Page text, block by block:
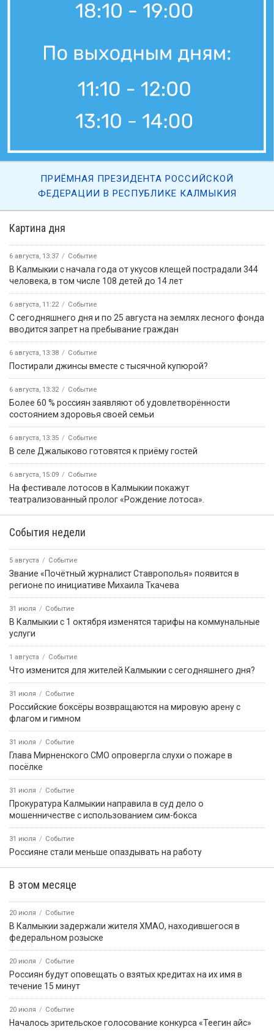
Картина дня
6 августа, 13:37 Событие
В Калмыкии с начала года от укусов клещей пострадали 344
человека, в том числе 108 детей до 14 лет
6 августа, 11:22 Событие
С сегодняшнего дня и по 25 августа на землях лесного фонда
вводится запрет на пребывание граждан
6 августа, 13:38 Событие
Постирали джинсы вместе с тысячной купюрой?
6 августа, 13:32 Событие
Более 60 % россиян заявляют об удовлетворённости
состоянием здоровья своей семьи
6 августа, 13:35 Событие
В селе Джалыково готовятся к приёму гостей
6 августа, 15:09 Событие
На фестивале лотосов в Калмыкии покажут
театрализованный пролог «Рождение лотоса».
События недели
5 августа Событие
Звание «Почётный журналист Ставрополья» появится в
регионе по инициативе Михаила Ткачева
31 июля Событие
В Калмыкии с 1 октября изменятся тарифы на коммунальные
услуги
1 августа Событие
Что изменится для жителей Калмыкии с сегодняшнего дня?
31 июля Событие
Российские боксёры возвращаются на мировую арену с
флагом и гимном
31 июля Событие
Глава Мирненского СМО опровергла слухи о пожаре в
посёлке
31 июля Событие
Прокуратура Калмыкии направила в суд дело о
мошенничестве с использованием сим-бокса
31 июля Событие
Россияне стали меньше опаздывать на работу
В этом месяце
20 июля Событие
В Калмыкии задержали жителя ХМАО, находившегося в
федеральном розыске
20 июля Событие
Россиян будут оповещать о взятых кредитах на их имя в
течение 15 минут
20 июля Событие
Началось зрительское голосование конкурса «Теегин айс»
ПРИЁМНАЯ ПРЕЗИДЕНТА РОССИЙСКОЙ
ФЕДЕРАЦИИ В РЕСПУБЛИКЕ КАЛМЫКИЯ